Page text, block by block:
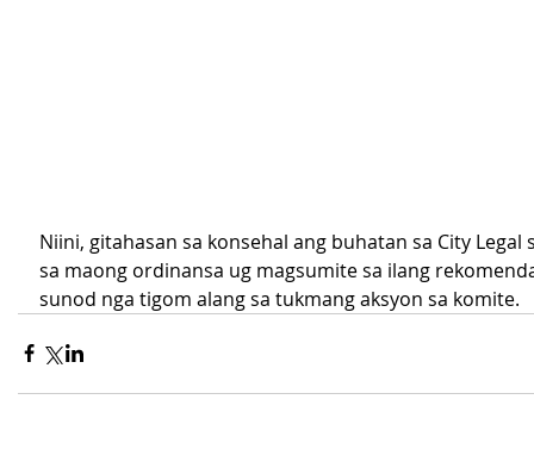
Niini, gitahasan sa konsehal ang buhatan sa City Legal
sa maong ordinansa ug magsumite sa ilang
sunod nga tigom alang sa tukmang aksyon sa komite.